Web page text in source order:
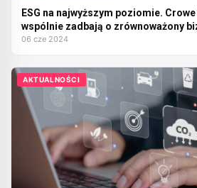
ESG na najwyższym poziomie.
wspólnie zadbają o zrównoważony
06 cze 2024
AKTUALNOŚCI